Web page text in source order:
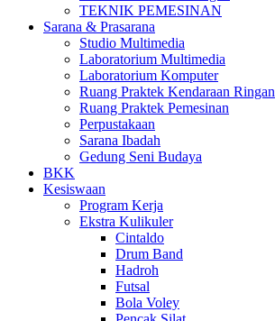
TEKNIK PEMESINAN
Sarana & Prasarana
Studio Multimedia
Laboratorium Multimedia
Laboratorium Komputer
Ruang Praktek Kendaraan Ringan
Ruang Praktek Pemesinan
Perpustakaan
Sarana Ibadah
Gedung Seni Budaya
BKK
Kesiswaan
Program Kerja
Ekstra Kulikuler
Cintaldo
Drum Band
Hadroh
Futsal
Bola Voley